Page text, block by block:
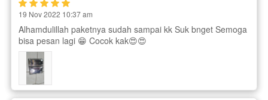
19 Nov 2022 10:37 am
Alhamdulillah paketnya sudah sampai kk Suk bnget Semoga
bisa pesan lagi 😁 Cocok kak😍😍